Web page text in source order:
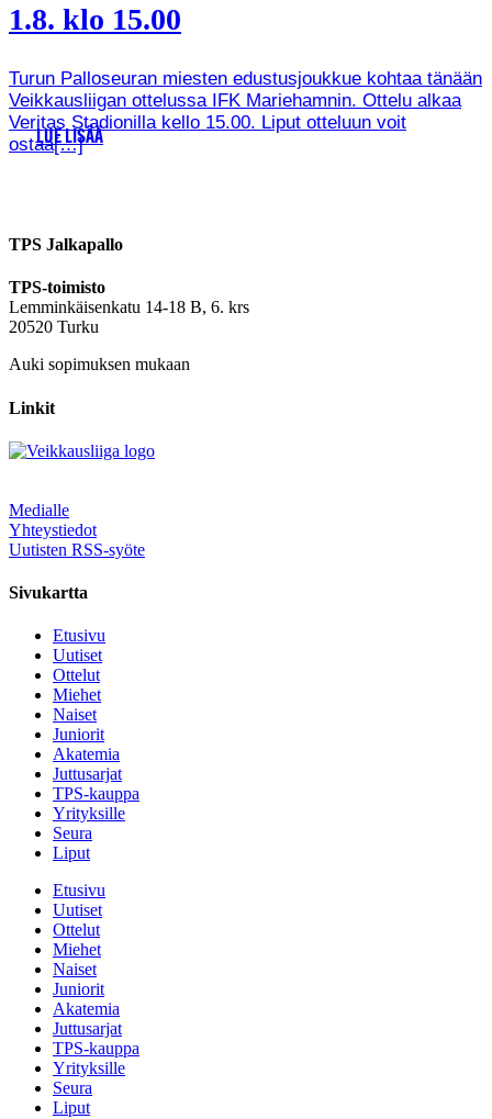
1.8. klo 15.00
Turun Palloseuran miesten edustusjoukkue kohtaa tänään
Veikkausliigan ottelussa IFK Mariehamnin. Ottelu alkaa
Veritas Stadionilla kello 15.00. Liput otteluun voit
ostaa[…]
LUE LISÄÄ
TPS Jalkapallo
TPS-toimisto
Lemminkäisenkatu 14-18 B, 6. krs
20520 Turku
Auki sopimuksen mukaan
Linkit
Medialle
Yhteystiedot
Uutisten RSS-syöte
Sivukartta
Etusivu
Uutiset
Ottelut
Miehet
Naiset
Juniorit
Akatemia
Juttusarjat
TPS-kauppa
Yrityksille
Seura
Liput
Etusivu
Uutiset
Ottelut
Miehet
Naiset
Juniorit
Akatemia
Juttusarjat
TPS-kauppa
Yrityksille
Seura
Liput